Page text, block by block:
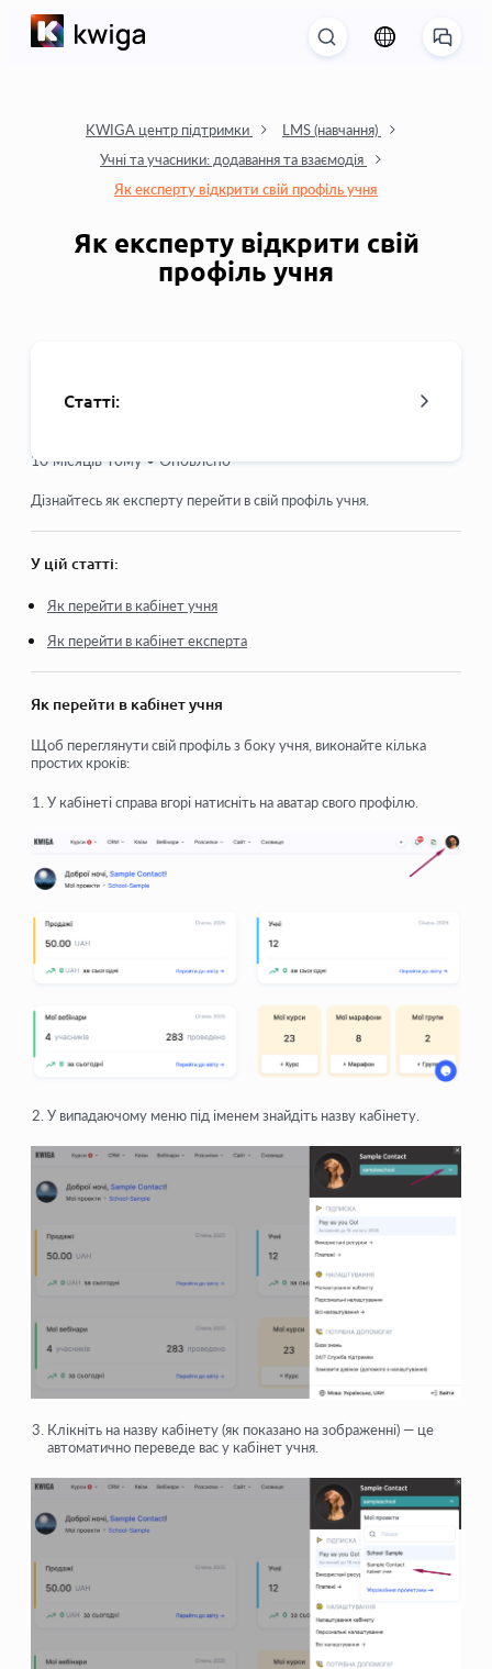
KWIGA центр підтримки
LMS (навчання)
Учні та учасники: додавання та взаємодія
Як експерту відкрити свій профіль учня
Як експерту відкрити свій
профіль учня
Статті:
Як відкрити учню доступ
уроків
Проведення опитувань (реакції, рейтинг, NPS)
Як переглянути усі спроби проходження тесту
Як налаштувати повторне проходження тесту
Як оновити тариф і зберегти прогрес учня на курсі
10 місяців тому • Оновлено
Дізнайтесь як експерту перейти в свій профіль учня.
У цій статті:
Як перейти в кабінет учня
Як перейти в кабінет експерта
Як перейти в кабінет учня
Щоб переглянути свій профіль з боку учня, виконайте кілька
простих кроків:
У кабінеті справа вгорі натисніть на аватар свого профілю.
У випадаючому меню під іменем знайдіть назву кабінету.
Клікніть на назву кабінету (як показано на зображенні) — це
автоматично переведе вас у кабінет учня.